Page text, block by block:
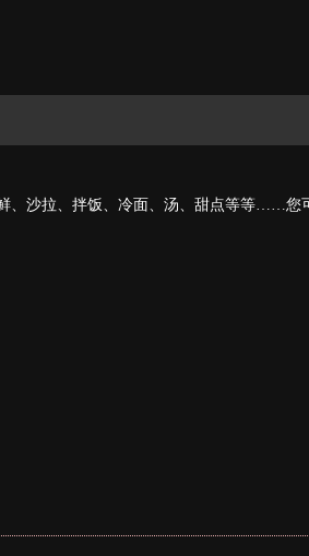
、沙拉、拌饭、冷面、汤、甜点等等……您